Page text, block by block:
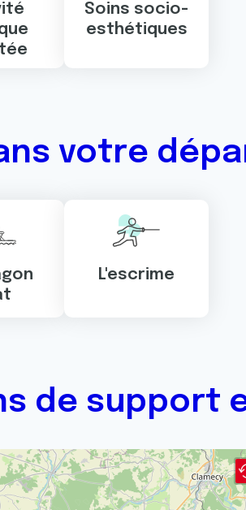
Soins socio-
esthétiques
votre
L'escrime
de support